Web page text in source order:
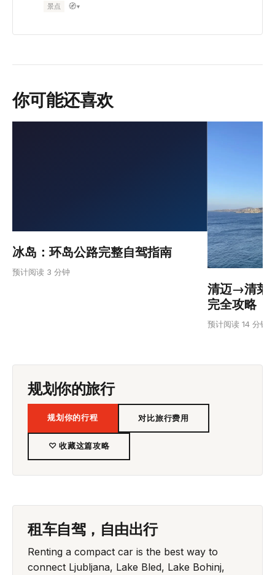
景点 🧭▾
你可能还喜欢
冰岛：环岛公路完整自驾指南
预计阅读 3 分钟
清迈→清莱
完全攻略
预计阅读 14 分钟
规划你的旅行
规划你的行程 对比旅行费用
♡ 收藏这篇攻略
租车自驾，自由出行
Renting a compact car is the best way to
connect Ljubljana, Lake Bled, Lake Bohinj,